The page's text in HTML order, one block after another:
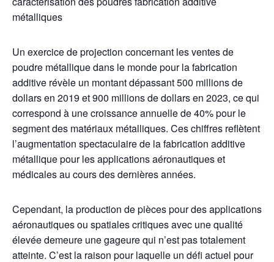
métalliques
Un exercice de projection concernant les ventes de
poudre métallique dans le monde pour la fabrication
additive révèle un montant dépassant 500 millions de
dollars en 2019 et 900 millions de dollars en 2023, ce qui
correspond à une croissance annuelle de 40% pour le
segment des matériaux métalliques. Ces chiffres reflètent
l’augmentation spectaculaire de la fabrication additive
métallique pour les applications aéronautiques et
médicales au cours des dernières années.
Cependant, la production de pièces pour des applications
aéronautiques ou spatiales critiques avec une qualité
élevée demeure une gageure qui n’est pas totalement
atteinte. C’est la raison pour laquelle un défi actuel pour